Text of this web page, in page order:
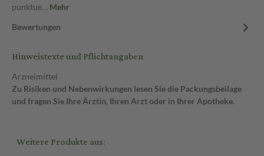
punktue… Mehr
Bewertungen
Hinweistexte und Pflichtangaben
Arzneimittel
Zu Risiken und Nebenwirkungen lesen Sie die Packungsbeilage
und fragen Sie Ihre Ärztin, Ihren Arzt oder in Ihrer Apotheke.
Weitere Produkte aus: